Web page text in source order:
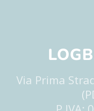
Via Prima